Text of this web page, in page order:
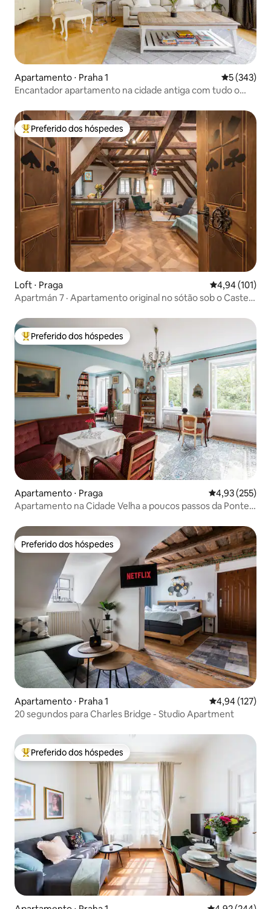
Apartamento ⋅ Praha 1 5 de uma
5 (343)
Encantador apartamento na cidade antiga com tudo o
Entre os melhores preferidos dos hóspedes
Preferido dos hóspedes
Loft ⋅ Praga 4,94 de uma
4,94 (101)
Apartmán 7 · Apartamento original no sótão sob o Castelo
Entre os melhores preferidos dos hóspedes
Preferido dos hóspedes
Apartamento ⋅ Praga 4,93 de uma
4,93 (255)
Apartamento na Cidade Velha a poucos passos da Ponte
Preferido dos hóspedes
Preferido dos hóspedes
Apartamento ⋅ Praha 1 4,94 de uma
4,94 (127)
20 segundos para Charles Bridge - Studio Apartment
Entre os melhores preferidos dos hóspedes
Preferido dos hóspedes